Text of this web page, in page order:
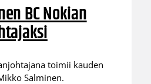
BC Nokian
toimii kauden
Salminen.